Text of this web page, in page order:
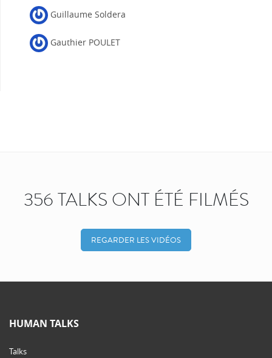
Guillaume Soldera
Gauthier POULET
356 TALKS ONT ÉTÉ FILMÉS
REGARDER LES VIDÉOS
HUMAN TALKS
Talks